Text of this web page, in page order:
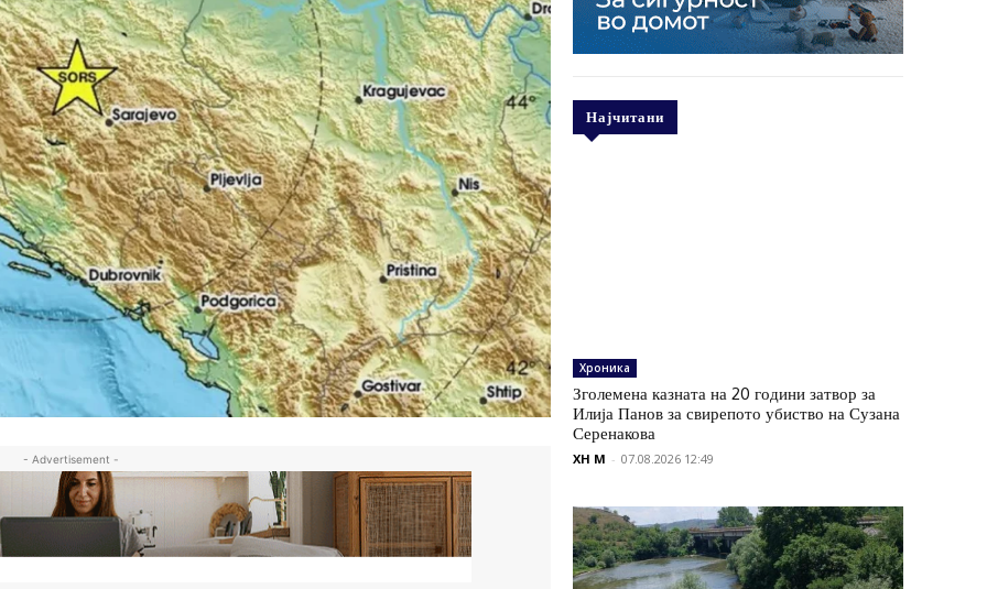
- Advertisement -
Најчитани
Хроника
Зголемена казната на 20 години затвор за
Илија Панов за свирепото убиство на Сузана
Серенакова
XH M - 07.08.2026 12:49